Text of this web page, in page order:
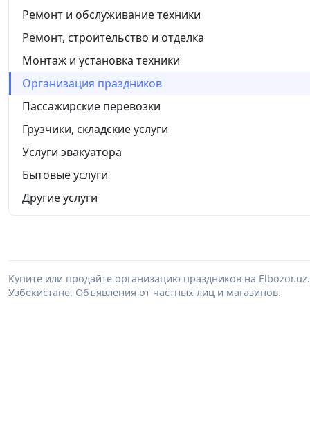
Ремонт и обслуживание техники
Ремонт, строительство и отделка
Монтаж и установка техники
Организация праздников
Пассажирские перевозки
Грузчики, складские услуги
Услуги эвакуатора
Бытовые услуги
Другие услуги
Купите или продайте организацию праздников на
Узбекистане. Объявления от частных лиц и магазинов.